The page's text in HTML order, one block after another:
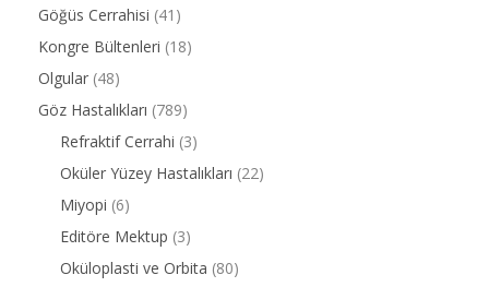
Göğüs Cerrahisi (41)
Kongre Bültenleri (18)
Olgular (48)
Göz Hastalıkları (789)
Refraktif Cerrahi (3)
Oküler Yüzey Hastalıkları (22)
Miyopi (6)
Editöre Mektup (3)
Oküloplasti ve Orbita (80)